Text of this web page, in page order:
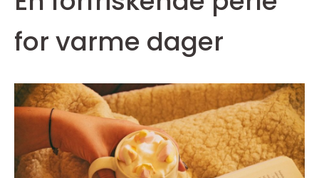
for varme dager